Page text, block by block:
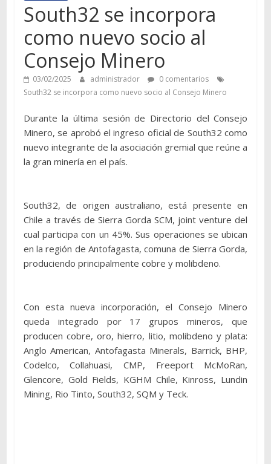
South32 se incorpora
como nuevo socio al
Consejo Minero
03/02/2025 administrador
0 comentarios
South32 se incorpora como nuevo socio al Consejo Minero
Durante la última sesión de Directorio del Consejo
Minero, se aprobó el ingreso oficial de South32 como
nuevo integrante de la asociación gremial que reúne a
la gran minería en el país.
South32, de origen australiano, está presente en
Chile a través de Sierra Gorda SCM, joint venture del
cual participa con un 45%. Sus operaciones se ubican
en la región de Antofagasta, comuna de Sierra Gorda,
produciendo principalmente cobre y molibdeno.
Con esta nueva incorporación, el Consejo Minero
queda integrado por 17 grupos mineros, que
producen cobre, oro, hierro, litio, molibdeno y plata:
Anglo American, Antofagasta Minerals, Barrick, BHP,
Codelco, Collahuasi, CMP, Freeport McMoRan,
Glencore, Gold Fields, KGHM Chile, Kinross, Lundin
Mining, Rio Tinto, South32, SQM y Teck.